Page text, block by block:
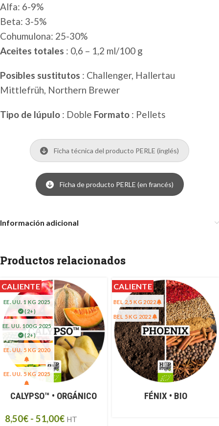
Alfa: 6-9%
Beta: 3-5%
Cohumulona: 25-30%
Aceites totales : 0,6 – 1,2 ml/100 g
Posibles sustitutos : Challenger, Hallertau
Mittlefrüh, Northern Brewer
Tipo de lúpulo : Doble Formato : Pellets
Ficha técnica del producto PERLE (inglés)
Ficha de producto PERLE (en francés)
Información adicional
Productos relacionados
CALIENTE
EE. UU. 1 KG 2025
(2+)
EE. UU. 100 G 2025
(2+)
EE. UU. 5 KG 2020
EE. UU. 5 KG 2025
EE. UU. 500 G 2025
SP 1KG 2024
CALYPSO™ • ORGÁNICO
8,50€ - 51,00€ HT
CALIENTE
BEL 2,5 KG 2022
BEL 5 KG 2022
FÉNIX • BIO